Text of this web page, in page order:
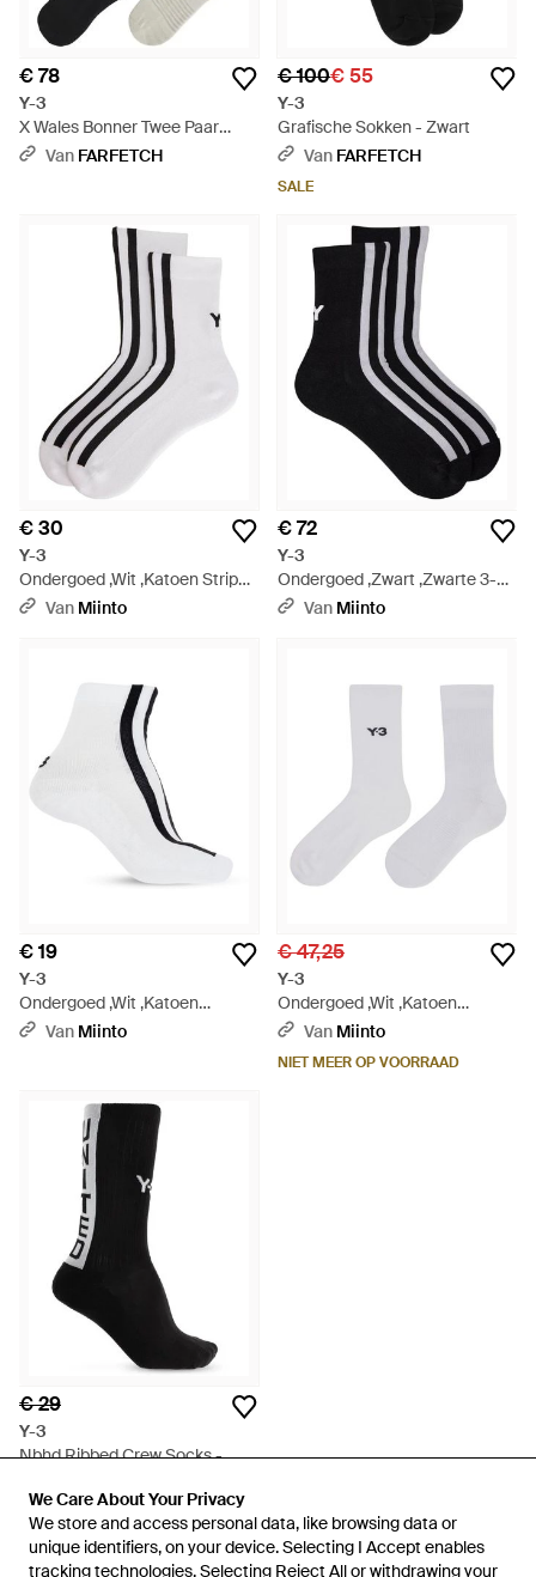
We Care About Your Privacy
We store and access personal data, like browsing data or
unique identifiers, on your device. Selecting I Accept enables
tracking technologies. Selecting Reject All or withdrawing your
We Care About Your Privacy
We store and access personal data, like browsing data or
unique identifiers, on your device. Selecting I Accept enables
tracking technologies. Selecting Reject All or withdrawing your
€ 78
Y-3
X Wales Bonner Twee Paar
Kniekousen Met Logo-Print -
Van FARFETCH
€ 100€ 55
Y-3
Grafische Sokken - Zwart
Van FARFETCH
SALE
€ 30
Y-3
Ondergoed ,Wit ,Katoen Stripes
Socks - Zwart
Van Miinto
€ 72
Y-3
Ondergoed ,Zwart ,Zwarte 3-
Stripes Sokken - Zwart
Van Miinto
€ 19
Y-3
Ondergoed ,Wit ,Katoen
Gestreepte Sokken - Wit
Van Miinto
€ 47,25
Y-3
Ondergoed ,Wit ,Katoen
Klassieke Crew Sokken - Wit
Van Miinto
NIET MEER OP VOORRAAD
€ 29
Y-3
Nbhd Ribbed Crew Socks -
NIET MEER OP VOORRAAD